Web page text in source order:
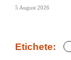
5 August 2026
Etichete: